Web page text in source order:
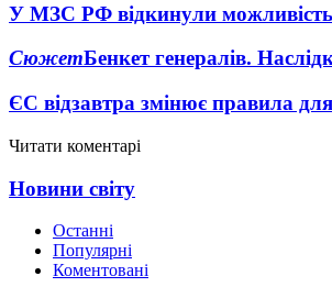
У МЗС РФ відкинули можливість
СюжетБенкет генералів.
ЄС відзавтра змінює правила для
Читати коментарі
Новини світу
Останні
Популярні
Коментовані